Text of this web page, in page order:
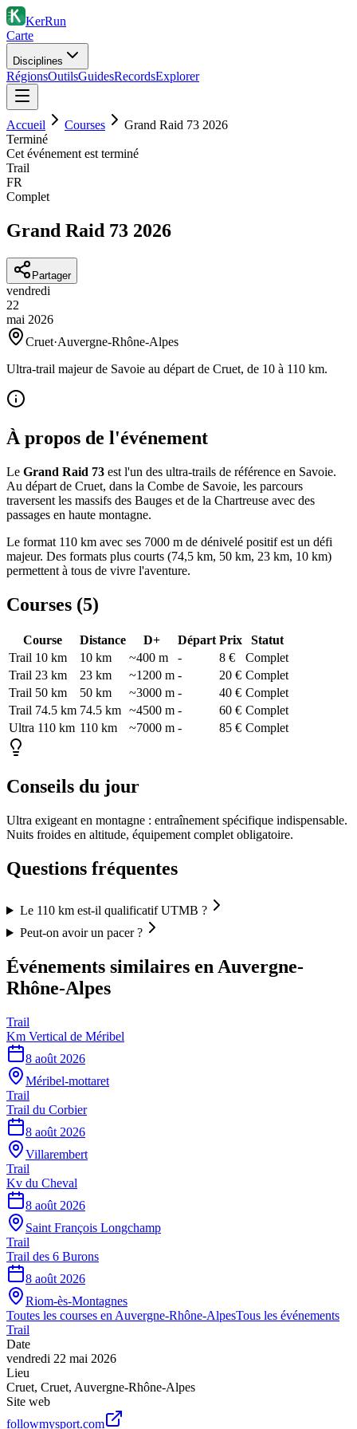
KerRun
Carte
Disciplines
RégionsOutilsGuidesRecordsExplorer
Accueil Courses
Grand Raid 73 2026
Terminé
Cet événement est terminé
Trail
FR
Complet
Grand Raid 73 2026
Partager
vendredi
22
mai 2026
Cruet·Auvergne-Rhône-Alpes
Ultra-trail majeur de Savoie au départ de Cruet, de 10 à 110 km.
À propos de l'événement
Le Grand Raid 73 est l'un des ultra-trails de référence en Savoie.
Au départ de Cruet, dans la Combe de Savoie, les parcours
traversent les massifs des Bauges et de la Chartreuse avec des
passages en haute montagne.
Le format 110 km avec ses 7000 m de dénivelé positif est un défi
majeur. Des formats plus courts (74,5 km, 50 km, 23 km, 10 km)
permettent à tous de vivre l'aventure.
Courses (5)
Course Distance D+ Départ Prix
Statut
Trail 10 km
10 km ~400 m - 8 €
Complet
Trail 23 km
23 km ~1200 m - 20 € Complet
Trail 50 km
50 km ~3000 m - 40 € Complet
Trail 74.5 km 74.5 km ~4500 m - 60 € Complet
Ultra 110 km 110 km ~7000 m - 85 € Complet
Conseils du jour
Ultra exigeant en montagne : entraînement spécifique indispensable.
Nuits froides en altitude, équipement complet obligatoire.
Questions fréquentes
Le 110 km est-il qualificatif UTMB ?
Peut-on avoir un pacer ?
Événements similaires en Auvergne-
Rhône-Alpes
Trail
Km Vertical de Méribel
8 août 2026
Méribel-mottaret
Trail
Trail du Corbier
8 août 2026
Villarembert
Trail
Kv du Cheval
8 août 2026
Saint François Longchamp
Trail
Trail des 6 Burons
8 août 2026
Riom-ès-Montagnes
Toutes les courses en Auvergne-Rhône-AlpesTous les événements
Trail
Date
vendredi 22 mai 2026
Lieu
Cruet, Cruet, Auvergne-Rhône-Alpes
Site web
followmysport.com